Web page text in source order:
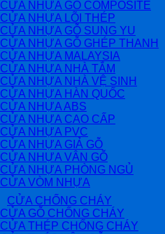
CỬA NHỰA GỖ COMPOSITE
CỬA NHỰA LÕI THÉP
CỬA NHỰA GỖ SUNG YU
CỬA NHỰA GỖ GHÉP THANH
CỬA NHỰA MALAYSIA
CỬA NHỰA NHÀ TẮM
CỬA NHỰA NHÀ VỆ SINH
CỬA NHỰA HÀN QUỐC
CỬA NHỰA ABS
CỬA NHỰA CAO CẤP
CỬA NHỰA PVC
CỬA NHỰA GIẢ GỖ
CỬA NHỰA VÂN GỖ
CỬA NHỰA PHÒNG NGỦ
CỬA VÒM NHỰA
CỬA CHỐNG CHÁY
CỬA GỖ CHỐNG CHÁY
CỬA THÉP CHỐNG CHÁY